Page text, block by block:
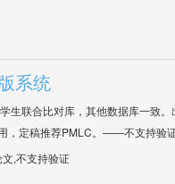
系统
生联合比对库，其他数据库一致
，定稿推荐PMLC。——不支持验
,不支持验证